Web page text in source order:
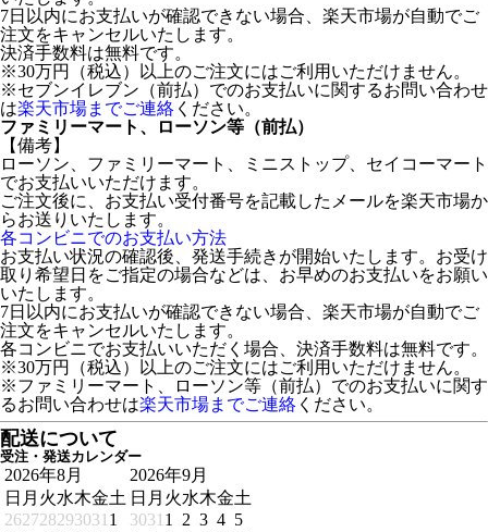
7日以内にお支払いが確認できない場合、楽天市場が自動でご
注文をキャンセルいたします。
決済手数料は無料です。
※30万円（税込）以上のご注文にはご利用いただけません。
※セブンイレブン（前払）でのお支払いに関するお問い合わせ
は楽天市場までご連絡 ください。
ファミリーマート、ローソン等（前払）
【備考】
ローソン、ファミリーマート、ミニストップ、セイコーマート
でお支払いいただけます。
ご注文後に、お支払い受付番号を記載したメールを楽天市場か
らお送りいたします。
各コンビニでのお支払い方法
お支払い状況の確認後、発送手続きが開始いたします。お受け
取り希望日をご指定の場合などは、お早めのお支払いをお願い
いたします。
7日以内にお支払いが確認できない場合、楽天市場が自動でご
注文をキャンセルいたします。
各コンビニでお支払いいただく場合、決済手数料は無料です。
※30万円（税込）以上のご注文にはご利用いただけません。
※ファミリーマート、ローソン等（前払）でのお支払いに関す
るお問い合わせは楽天市場までご連絡 ください。
配送について
受注・発送カレンダー
2026年8月
日 月 火水木金土
262728293031 1
2026年9月
日 月 火水木金土
3031 1 2 3 4 5